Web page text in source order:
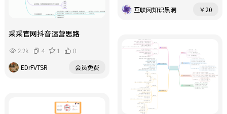
采采官网抖音运营思路
2.2k 4 1
0
EDrFVTSR
会员免费
互联网知识黑洞
￥20